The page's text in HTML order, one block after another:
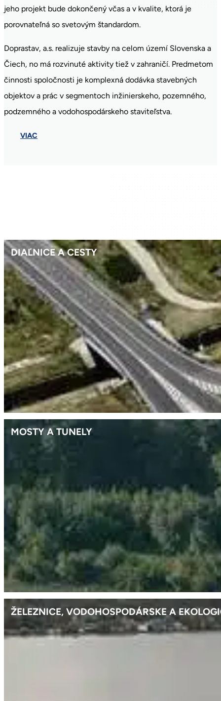
jeho projekt bude dokončený včas a v kvalite, ktorá je
porovnateľná so svetovým štandardom.
Doprastav, a.s. realizuje stavby na celom území Slovenska a
Čiech, no má rozvinuté aktivity tiež v zahraničí. Predmetom
činnosti spoločnosti je komplexná dodávka stavebných
objektov a prác v segmentoch inžinierskeho, pozemného,
podzemného a vodohospodárskeho staviteľstva.
VIAC
DIAĽNICE A CESTY
MOSTY A TUNELY
ŽELEZNICE, VODOHOSPODÁRSKE A